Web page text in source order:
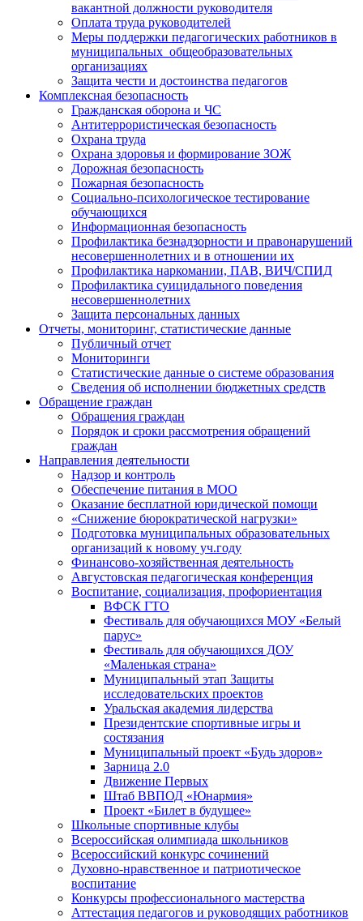
вакантной должности руководителя
Оплата труда руководителей
Меры поддержки педагогических работников в
муниципальных общеобразовательных
организациях
Защита чести и достоинства педагогов
Комплексная безопасность
Гражданская оборона и ЧС
Антитеррористическая безопасность
Охрана труда
Охрана здоровья и формирование ЗОЖ
Дорожная безопасность
Пожарная безопасность
Социально-психологическое тестирование
обучающихся
Информационная безопасность
Профилактика безнадзорности и правонарушений
несовершеннолетних и в отношении их
Профилактика наркомании, ПАВ, ВИЧ/СПИД
Профилактика суицидального поведения
несовершеннолетних
Защита персональных данных
Отчеты, мониторинг, статистические данные
Публичный отчет
Мониторинги
Статистические данные о системе образования
Сведения об исполнении бюджетных средств
Обращение граждан
Обращения граждан
Порядок и сроки рассмотрения обращений
граждан
Направления деятельности
Надзор и контроль
Обеспечение питания в МОО
Оказание бесплатной юридической помощи
«Снижение бюрократической нагрузки»
Подготовка муниципальных образовательных
организаций к новому уч.году
Финансово-хозяйственная деятельность
Августовская педагогическая конференция
Воспитание, социализация, профориентация
ВФСК ГТО
Фестиваль для обучающихся МОУ «Белый
парус»
Фестиваль для обучающихся ДОУ
«Маленькая страна»
Муниципальный этап Защиты
исследовательских проектов
Уральская академия лидерства
Президентские спортивные игры и
состязания
Муниципальный проект «Будь здоров»
Зарница 2.0
Движение Первых
Штаб ВВПОД «Юнармия»
Проект «Билет в будущее»
Школьные спортивные клубы
Всероссийская олимпиада школьников
Всероссийский конкурс сочинений
Духовно-нравственное и патриотическое
воспитание
Конкурсы профессионального мастерства
Аттестация педагогов и руководящих работников